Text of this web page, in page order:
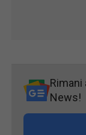
Rimani
News!